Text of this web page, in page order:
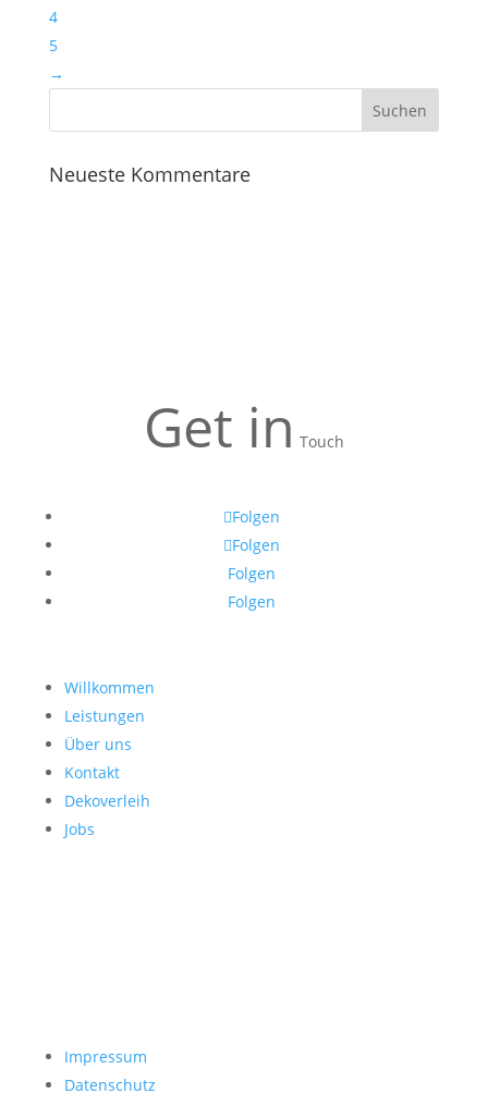
4
5
→
Neueste Kommentare
Get in Touch
Folgen
Folgen
Folgen
Folgen
Willkommen
Leistungen
Über uns
Kontakt
Dekoverleih
Jobs
Impressum
Datenschutz